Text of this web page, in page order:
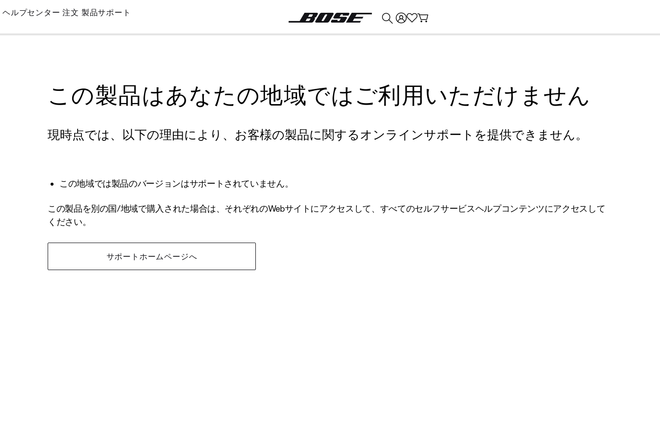
Skip
Main
ヘルプセンター 注文 製品サポート
この製品はあなたの地域ではご利用いただけません
現時点では、以下の理由により、お客様の製品に関するオンラインサポートを提供できません。
この地域では製品のバージョンはサポートされていません。
この製品を別の国/地域で購入された場合は、それぞれのWebサイトにアクセスして、すべてのセルフサービスヘルプコンテンツにアクセスして
ください。
サポートホームページへ